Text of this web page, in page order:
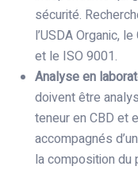
sécurité.
l’USDA Organic,
et le ISO 9001.
Analyse en
doivent être
teneur en CBD et
accompagnés
la composition du